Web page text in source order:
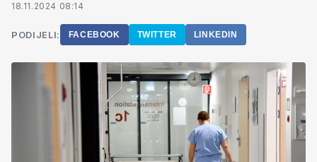
18.11.2024 08:14
PODIJELI: FACEBOOK TWITTER LINKEDIN